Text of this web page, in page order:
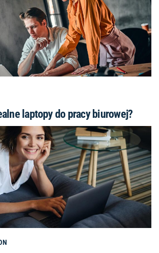
laptopy do pracy biurowej?